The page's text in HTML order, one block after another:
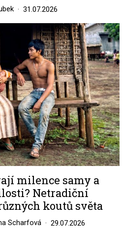
31.07.2026
milence samy a
Netradiční
koutů světa
Scharfová 29.07.2026